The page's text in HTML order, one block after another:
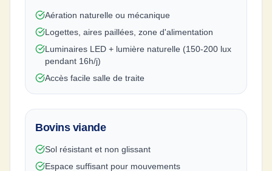
Aération naturelle ou mécanique
Logettes, aires paillées, zone d'alimentation
Luminaires LED + lumière naturelle (150-200 lux
pendant 16h/j)
Accès facile salle de traite
Bovins viande
Sol résistant et non glissant
Espace suffisant pour mouvements